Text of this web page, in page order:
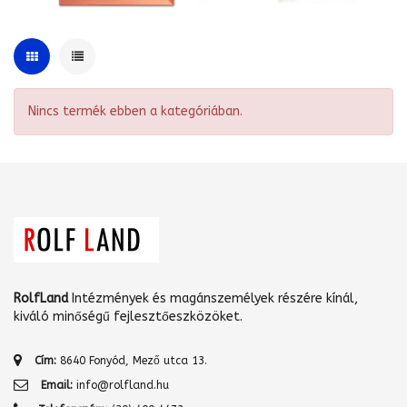
Nincs termék ebben a kategóriában.
RolfLandIntézmények és magánszemélyek részére kínál,
kiváló minőségű fejlesztőeszközöket.
Cím: 8640 Fonyód, Mező utca 13.
Email: info@rolfland.hu